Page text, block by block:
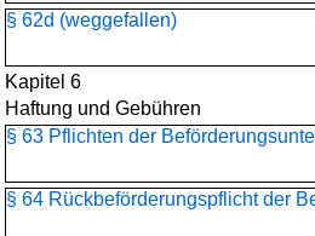
§ 62d (weggefallen)
Kapitel 6
Haftung und Gebühren
§ 63 Pflichten der
§ 64 Rückbeförderungspflicht der